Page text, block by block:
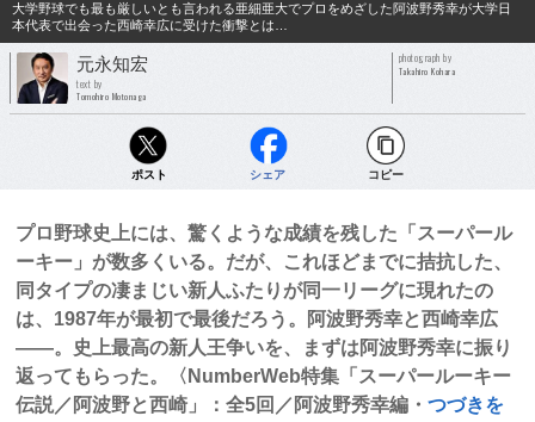
大学野球でも最も厳しいとも言われる亜細亜大でプロをめざした阿波野秀幸が大学日
本代表で出会った西崎幸広に受けた衝撃とは…
元永知宏
text by
Tomohiro Motonaga
photograph by
Takahiro Kohara
ポスト シェア コピー
プロ野球史上には、驚くような成績を残した「スーパール
ーキー」が数多くいる。だが、これほどまでに拮抗した、
同タイプの凄まじい新人ふたりが同一リーグに現れたの
は、1987年が最初で最後だろう。阿波野秀幸と西崎幸広
——。史上最高の新人王争いを、まずは阿波野秀幸に振り
返ってもらった。〈NumberWeb特集「スーパールーキー
伝説／阿波野と西崎」：全5回／阿波野秀幸編・ つづきを